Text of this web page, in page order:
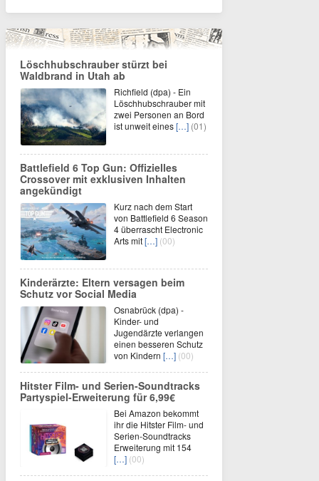
Löschhubschrauber stürzt bei
Waldbrand in Utah ab
Richfield (dpa) - Ein
Löschhubschrauber mit
zwei Personen an Bord
ist unweit eines[…] (01)
Battlefield 6 Top Gun: Offizielles
Crossover mit exklusiven Inhalten
angekündigt
Kurz nach dem Start
von Battlefield 6 Season
4 überrascht Electronic
Arts mit[…] (00)
Kinderärzte: Eltern versagen beim
Schutz vor Social Media
Osnabrück (dpa) -
Kinder- und
Jugendärzte verlangen
einen besseren Schutz
von Kindern […] (00)
Hitster Film- und Serien-Soundtracks
Partyspiel-Erweiterung für 6,99€
Bei Amazon bekommt
ihr die Hitster Film- und
Serien-Soundtracks
Erweiterung mit 154
[…] (00)